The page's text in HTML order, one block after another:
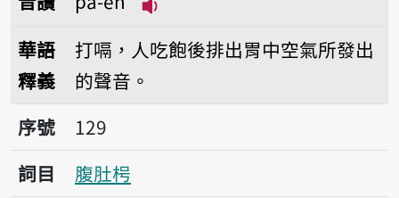
華語
釋義
打嗝，人吃飽後排出胃中空氣所發出
的聲音。
序號129腹肚枵
序號
129
詞目
腹肚枵